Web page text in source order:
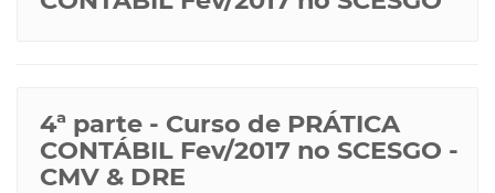
4ª parte - Curso de PRÁTICA
CONTÁBIL Fev/2017 no SCESGO -
CMV & DRE